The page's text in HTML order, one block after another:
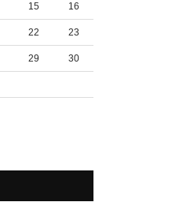
15 16
22 23
29 30